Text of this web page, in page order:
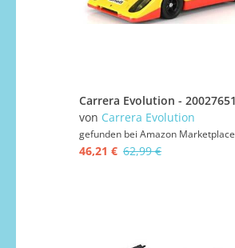
von Carrera Evolution
gefunden bei Amazon Marketplace
46,21 € 62,99 €